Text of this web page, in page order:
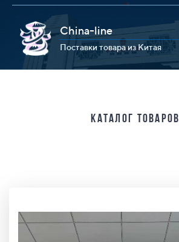
China-line
Поставки товара из Китая
Каталог товаров